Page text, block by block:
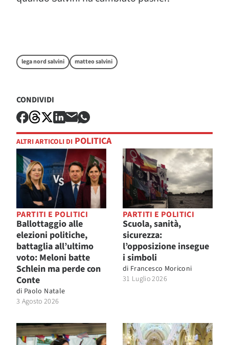
lega nord salvini matteo salvini
CONDIVIDI
ALTRI ARTICOLI DI POLITICA
PARTITI E POLITICI
Ballottaggio alle
elezioni politiche,
battaglia all’ultimo
voto: Meloni batte
Schlein ma perde con
Conte
di Paolo Natale
3 Agosto 2026
PARTITI E POLITICI
Scuola, sanità,
sicurezza:
l’opposizione insegue
i simboli
di Francesco Moriconi
31 Luglio 2026